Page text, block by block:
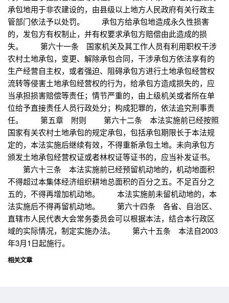
承包地用于非农建设的，由县级以上地方人民政府有关行政主
管部门依法予以处罚。 承包方给承包地造成永久性损害
的，发包方有权制止，并有权要求承包方赔偿由此造成的损
失。 第六十一条 国家机关及其工作人员有利用职权干涉
农村土地承包，变更、解除承包合同，干涉承包方依法享有的
生产经营自主权，或者强迫、阻碍承包方进行土地承包经营权
流转等侵害土地承包经营权的行为，给承包方造成损失的，应
当承担损害赔偿等责任；情节严重的，由上级机关或者所在单
位给予直接责任人员行政处分；构成犯罪的，依法追究刑事责
任。 第五章 附则 第六十二条 本法实施前已经按照
国家有关农村土地承包的规定承包，包括承包期限长于本法规
定的，本法实施后继续有效，不得重新承包土地。未向承包方
颁发土地承包经营权证或者林权证等证书的，应当补发证书。
第六十三条 本法实施前已经预留机动地的，机动地面积
不得超过本集体经济组织耕地总面积的百分之五。不足百分之
五的，不得再增加机动地。 本法实施前未留机动地的，本
法实施后不得再留机动地。 第六十四条 各省、自治区、
直辖市人民代表大会常务委员会可以根据本法，结合本行政区
域的实际情况，制定实施办法。 第六十五条 本法自2003
年3月1日起施行。
相关文章